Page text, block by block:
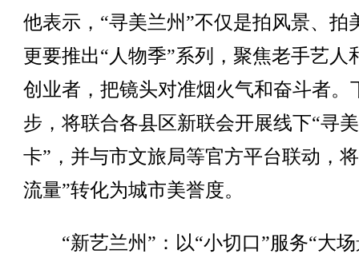
他表示，“寻美兰州”不仅是拍风景、拍
更要推出“人物季”系列，聚焦老手艺人
创业者，把镜头对准烟火气和奋斗者。
步，将联合各县区新联会开展线下“寻
卡”，并与市文旅局等官方平台联动，
流量”转化为城市美誉度。
“新艺兰州”：以“小切口”服务“大场